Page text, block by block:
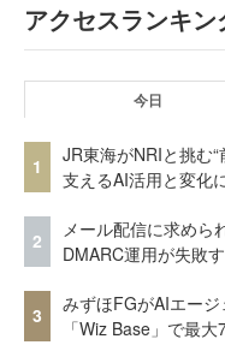
アクセスランキン
今日
1
JR東海がNRIと挑む
支えるAI活用と変化
2
メール配信に求めら
DMARC運用が失敗
3
みずほFGがAIエー
「Wiz Base」で最